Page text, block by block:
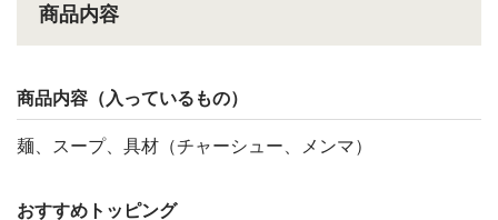
商品内容
商品内容（入っているもの）
麺、スープ、具材（チャーシュー、メンマ）
おすすめトッピング